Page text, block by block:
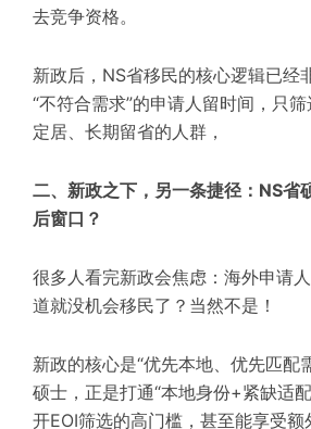
去竞争资格。
新政后，NS省移民的核心逻辑已经
“不符合需求”的申请人留时间，只
定居、长期留省的人群，
二、新政之下，另一条捷径：NS省
后窗口？
很多人看完新政会焦虑：海外申请
道就没机会移民了？当然不是！
新政的核心是“优先本地、优先匹配
硕士，正是打通“本地身份+紧缺适
开EOI筛选的高门槛，甚至能享受额